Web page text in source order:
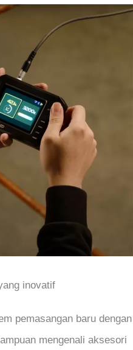
inovatif
pemasangan baru dengan
mengenali aksesori